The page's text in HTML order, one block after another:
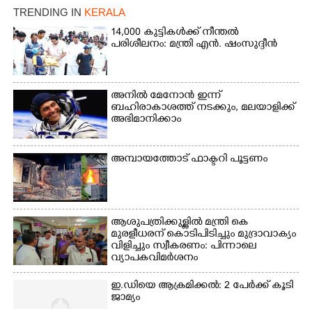
വെള്ളത്തിലൂടെ
നടന്നുവരുന്നവരെ
നായ. ഫോട്ടോ: കെ.വിശ്വജി
ത്ത്
TRENDING IN KERALA
14,000 കുട്ടികൾക്ക് നീന്തൽ
പരിശീലനം: മന്ത്രി എൻ. ഷംസുദ്ദീൻ
അനിൽ മേനോൻ ഇന്ന്
ബഹിരാകാശത്ത് നടക്കും, മലയാളിക്ക്
അഭിമാനിക്കാം
അമ്പായത്തോട് ഫാക്ടറി പൂട്ടണം
ആശുപത്രിക്കുള്ളിൽ മന്ത്രി കെ
മുരളീധരന് കൊടിപിടിച്ചും മുദ്രാവാക്യം
വിളിച്ചും സ്വീകരണം: പിന്നാലെ
വ്യാപകവിമർശനം
ഇ.ഡിയെ ആക്രമിക്കൽ: 2 പേർക്ക് കൂടി
ജാമ്യം